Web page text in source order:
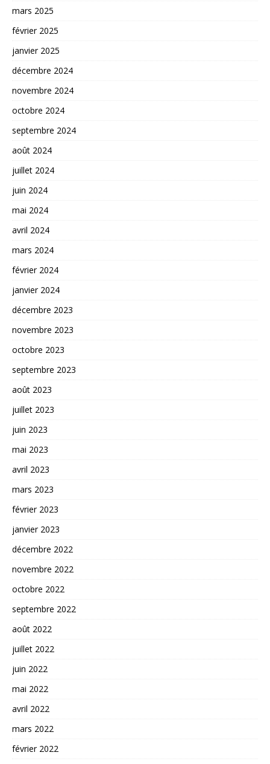
mars 2025
février 2025
janvier 2025
décembre 2024
novembre 2024
octobre 2024
septembre 2024
août 2024
juillet 2024
juin 2024
mai 2024
avril 2024
mars 2024
février 2024
janvier 2024
décembre 2023
novembre 2023
octobre 2023
septembre 2023
août 2023
juillet 2023
juin 2023
mai 2023
avril 2023
mars 2023
février 2023
janvier 2023
décembre 2022
novembre 2022
octobre 2022
septembre 2022
août 2022
juillet 2022
juin 2022
mai 2022
avril 2022
mars 2022
février 2022